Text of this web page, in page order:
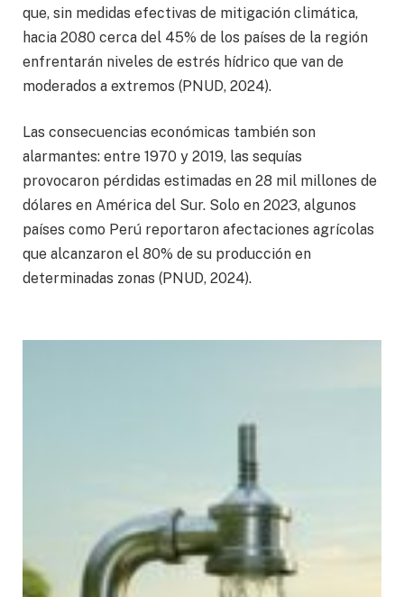
que, sin medidas efectivas de mitigación climática,
hacia 2080 cerca del 45% de los países de la región
enfrentarán niveles de estrés hídrico que van de
moderados a extremos (PNUD, 2024).
Las consecuencias económicas también son
alarmantes: entre 1970 y 2019, las sequías
provocaron pérdidas estimadas en 28 mil millones de
dólares en América del Sur. Solo en 2023, algunos
países como Perú reportaron afectaciones agrícolas
que alcanzaron el 80% de su producción en
determinadas zonas (PNUD, 2024).